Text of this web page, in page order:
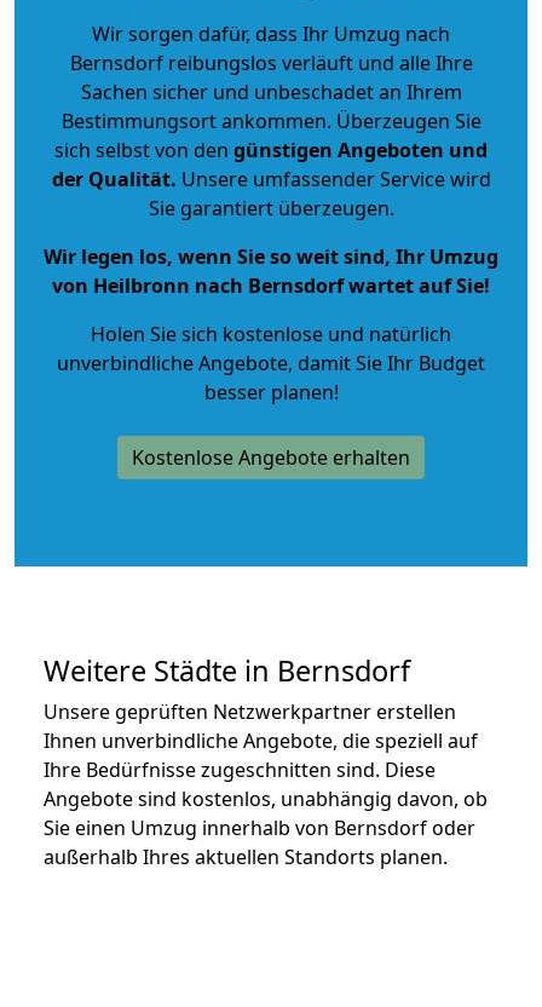
Wir sorgen dafür, dass Ihr Umzug nach
Bernsdorf reibungslos verläuft und alle Ihre
Sachen sicher und unbeschadet an Ihrem
Bestimmungsort ankommen. Überzeugen Sie
sich selbst von den günstigen Angeboten und
der Qualität. Unsere umfassender Service wird
Sie garantiert überzeugen.
Wir legen los, wenn Sie so weit sind, Ihr Umzug
von Heilbronn nach Bernsdorf wartet auf Sie!
Holen Sie sich kostenlose und natürlich
unverbindliche Angebote, damit Sie Ihr Budget
besser planen!
Kostenlose Angebote erhalten
Weitere Städte in Bernsdorf
Unsere geprüften Netzwerkpartner erstellen
Ihnen unverbindliche Angebote, die speziell auf
Ihre Bedürfnisse zugeschnitten sind. Diese
Angebote sind kostenlos, unabhängig davon, ob
Sie einen Umzug innerhalb von Bernsdorf oder
außerhalb Ihres aktuellen Standorts planen.